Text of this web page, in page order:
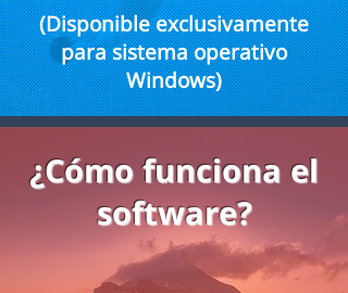
(Disponible exclusivamente
para sistema operativo
Windows)
¿Cómo funciona el
software?